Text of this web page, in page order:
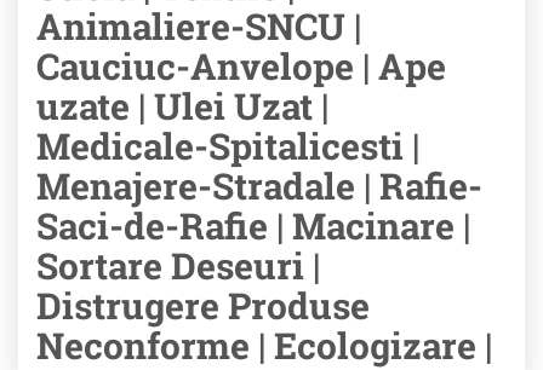
Animaliere-SNCU |
Cauciuc-Anvelope | Ape
uzate | Ulei Uzat |
Medicale-Spitalicesti |
Menajere-Stradale | Rafie-
Saci-de-Rafie | Macinare |
Sortare Deseuri |
Distrugere Produse
Neconforme | Ecologizare |